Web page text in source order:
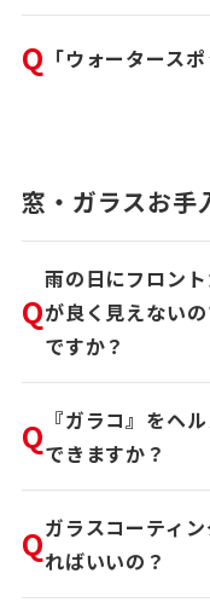
Q 「ウォータース
窓・ガラスお手
Q
雨の日にフロン
が良く見えない
ですか？
Q 『ガラコ』をヘ
できますか？
Qガラスコーティ
ればいいの？